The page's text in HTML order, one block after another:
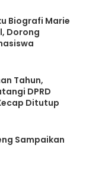
Biografi Marie
Dorong
Tahun,
DPRD
Ditutup
Sampaikan